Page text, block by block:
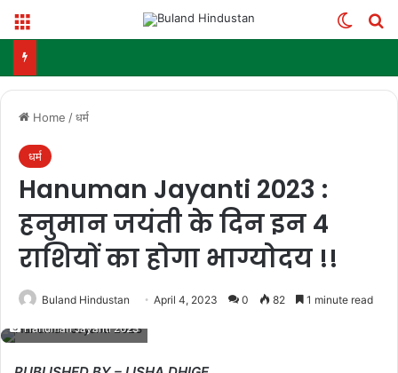
Home /धर्म
धर्म
Hanuman Jayanti 2023 :
हनुमान जयंती के दिन इन 4
राशियों का होगा भाग्योदय !!
Buland Hindustan April 4, 2023 0 82 1 minute read
Hanuman Jayanti 2023